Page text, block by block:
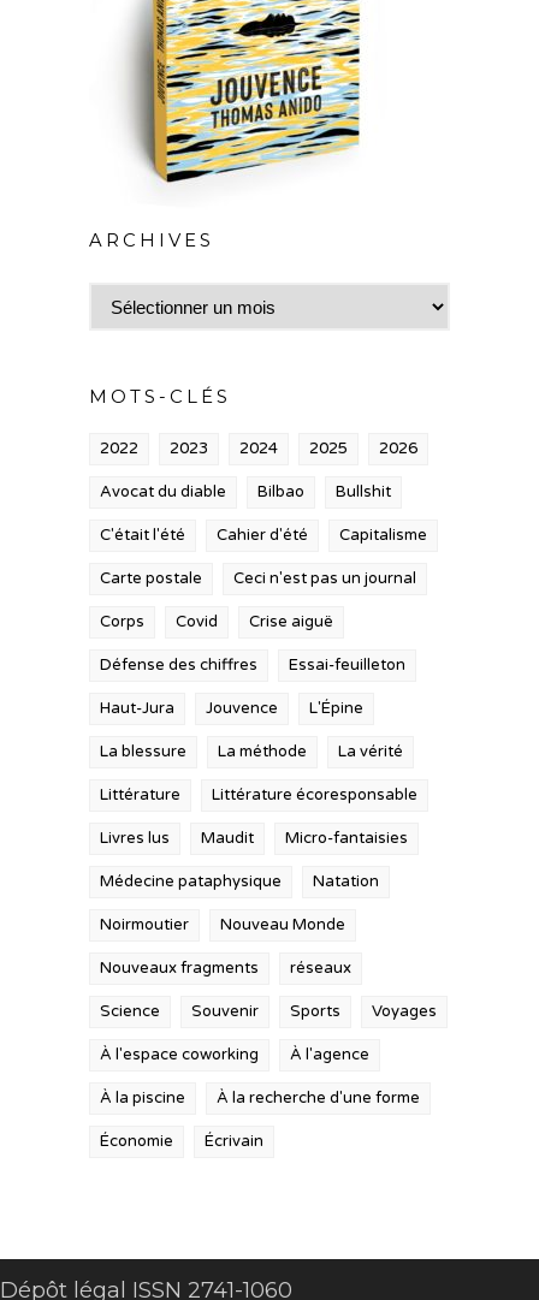
ARCHIVES
Archives
MOTS-CLÉS
2022 2023 2024 2025 2026
Avocat du diable Bilbao Bullshit
C'était l'été Cahier d'été Capitalisme
Carte postale Ceci n'est pas un journal
Corps Covid Crise aiguë
Défense des chiffres Essai-feuilleton
Haut-Jura Jouvence L'Épine
La blessure La méthode La vérité
Littérature Littérature écoresponsable
Livres lus Maudit Micro-fantaisies
Médecine pataphysique Natation
Noirmoutier Nouveau Monde
Nouveaux fragments réseaux
Science Souvenir Sports Voyages
À l'espace coworking À l'agence
À la piscine À la recherche d'une forme
Économie Écrivain
Dépôt légal ISSN 2741-1060